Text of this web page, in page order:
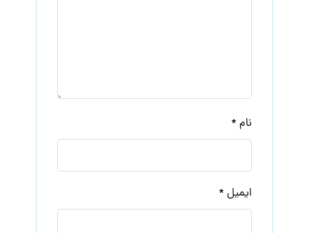
نام *
ایمیل *